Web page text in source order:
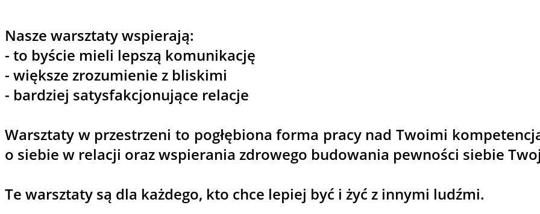
Nasze warsztaty wspierają:
- to byście mieli lepszą komunikację
- większe zrozumienie z bliskimi
- bardziej satysfakcjonujące relacje
Warsztaty w przestrzeni to pogłębiona forma pracy nad Twoimi
o siebie w relacji oraz wspierania zdrowego budowania pewności siebie
Te warsztaty są dla każdego, kto chce lepiej być i żyć z innymi ludźmi.